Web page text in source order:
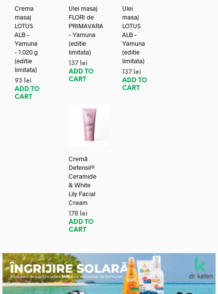
Crema
masaj
LOTUS
ALB –
Yamuna
– 1.020 g
(editie
limitata)
93
lei
ADD TO
CART
Ulei masaj
FLORI de
PRIMAVARA
– Yamuna
(editie
limitata)
137 lei
ADD TO
CART
Ulei
masaj
LOTUS
ALB –
Yamuna
(editie
limitata)
137 lei
ADD TO
CART
Cremă
Defensil®
Ceramide
& White
Lily Facial
Cream
178 lei
ADD TO
CART